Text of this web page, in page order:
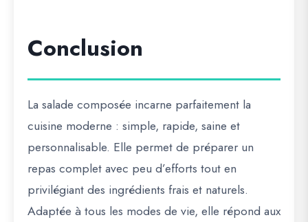
Conclusion
La salade composée incarne parfaitement la
cuisine moderne : simple, rapide, saine et
personnalisable. Elle permet de préparer un
repas complet avec peu d’efforts tout en
privilégiant des ingrédients frais et naturels.
Adaptée à tous les modes de vie, elle répond aux